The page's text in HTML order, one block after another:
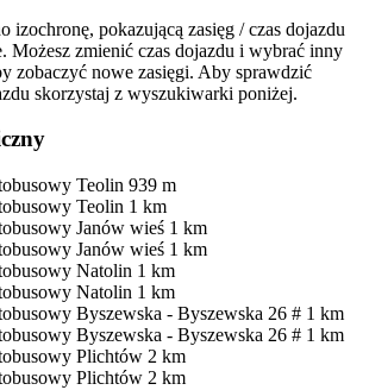
izochronę, pokazującą zasięg / czas dojazdu
Możesz zmienić czas dojazdu i wybrać inny
zobaczyć nowe zasięgi. Aby sprawdzić
skorzystaj z wyszukiwarki poniżej.
Teolin 939 m
Teolin 1 km
Janów wieś 1 km
Janów wieś 1 km
Natolin 1 km
Natolin 1 km
Byszewska - Byszewska 26 # 1 km
Byszewska - Byszewska 26 # 1 km
Plichtów 2 km
Plichtów 2 km